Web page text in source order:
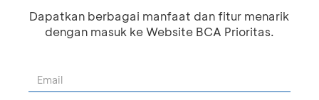
Dapatkan berbagai manfaat dan fitur menarik
dengan masuk ke Website BCA Prioritas.